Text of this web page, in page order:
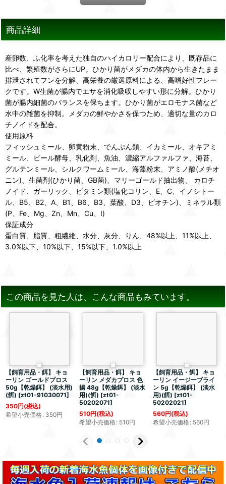
商品詳細
産卵数、ふ化率を考えた独自のハイカロリー配合により、既存品に
比べ、繁殖数がさらにUP。ひかり菌がメダカの体内から生きたまま
排泄されてフンを分解、高栄養の厳選原料による、高嗜好性フレー
クです。W生菌が腸内でエサを消化吸収しやすい形に分解。ひかり
菌が腸内細菌のバランスを保ちます。ひかり菌がエロモナス菌など
水中の雑菌を抑制。メダカの鮮やかさを保つため、適切な量のカロ
チノイドを配合。
使用原料
フィッシュミール、卵黄粉末、でんぷん類、イカミール、オキアミ
ミール、ビール酵母、乳化剤、魚油、濃縮アルファルファ、海苔、
グルテンミール、シルクワームミール、海藻粉末、アミノ酸(メチオ
ニン)、生菌剤(ひかり菌、GB菌)、マリーゴールド抽出物、 カロチ
ノイド、ガーリック、ビタミン類(塩化コリン、E、C、イノシトー
ル、B5、B2、A、B1、B6、B3、葉酸、D3、ビオチン)、ミネラル類
(P、Fe、Mg、Zn、Mn、Cu、I)
保証成分
蛋白質、脂質、粗繊維、水分、灰分、りん、48%以上、11%以上、
3.0%以下、10%以下、15%以下、1.0%以上
この商品を見た人は、こんな商品もみています。
【飼育用品・餌】 キョ
ーリン ゴールドプロス
50g【乾燥餌】 (淡水用)
(餌) [zt01-91030071]
350円(税込)
希望小売価格: 350円
【飼育用品・餌】 キョ
ーリン メダカプロス 色
揚 48g【乾燥餌】 (淡水
用)(餌) [zt01-
50202071]
510円(税込)
希望小売価格: 510円
【飼育用品・餌】 キョ
ーリン イージーブライ
ン 5g【乾燥餌】 (淡水
用)(餌) [zt01-
50202021]
560円(税込)
希望小売価格: 560円